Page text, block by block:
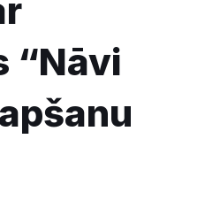
“Nāvi